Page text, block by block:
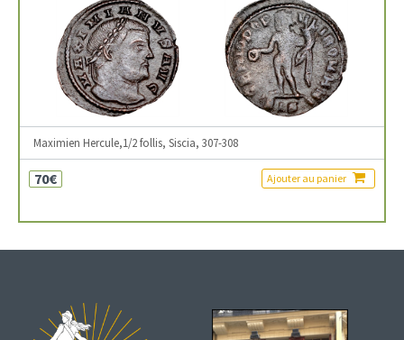
Maximien Hercule,1/2 follis, Siscia, 307-308
70€ Ajouter au panier